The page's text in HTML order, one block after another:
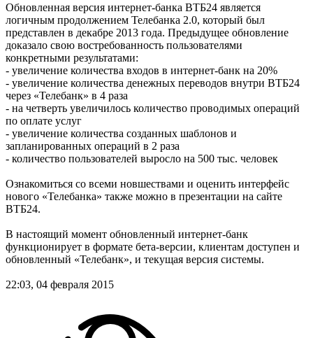
Обновленная версия интернет-банка ВТБ24 является
логичным продолжением Телебанка 2.0, который был
представлен в декабре 2013 года. Предыдущее обновление
доказало свою востребованность пользователями
конкретными результатами:
- увеличение количества входов в интернет-банк на 20%
- увеличение количества денежных переводов внутри ВТБ24
через «Телебанк» в 4 раза
- на четверть увеличилось количество проводимых операций
по оплате услуг
- увеличение количества созданных шаблонов и
запланированных операций в 2 раза
- количество пользователей выросло на 500 тыс. человек
Ознакомиться со всеми новшествами и оценить интерфейс
нового «Телебанка» также можно в презентации на сайте
ВТБ24.
В настоящий момент обновленный интернет-банк
функционирует в формате бета-версии, клиентам доступен и
обновленный «Телебанк», и текущая версия системы.
22:03, 04 февраля 2015